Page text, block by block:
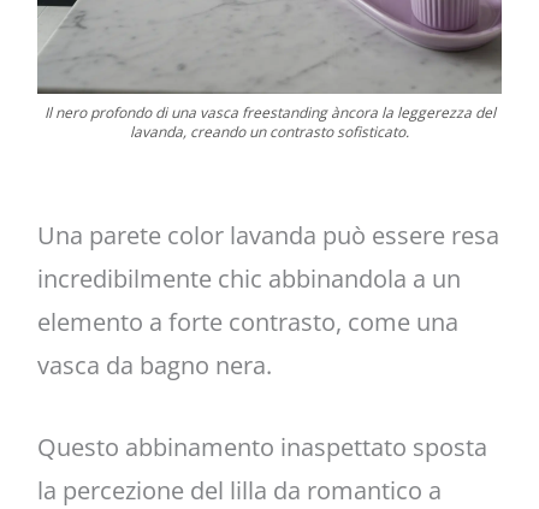
Il nero profondo di una vasca freestanding àncora la leggerezza del
lavanda, creando un contrasto sofisticato.
Una parete color lavanda può essere resa
incredibilmente chic abbinandola a un
elemento a forte contrasto, come una
vasca da bagno nera.
Questo abbinamento inaspettato sposta
la percezione del lilla da romantico a